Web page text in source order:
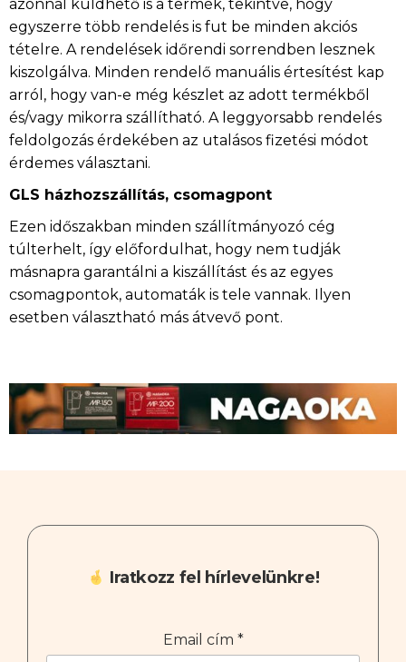
azonnal küldhető is a termék, tekintve, hogy
egyszerre több rendelés is fut be minden akciós
tételre. A rendelések időrendi sorrendben lesznek
kiszolgálva. Minden rendelő manuális értesítést kap
arról, hogy van-e még készlet az adott termékből
és/vagy mikorra szállítható. A leggyorsabb rendelés
feldolgozás érdekében az utalásos fizetési módot
érdemes választani.
GLS házhozszállítás, csomagpont
Ezen időszakban minden szállítmányozó cég
túlterhelt, így előfordulhat, hogy nem tudják
másnapra garantálni a kiszállítást és az egyes
csomagpontok, automaták is tele vannak. Ilyen
esetben választható más átvevő pont.
Iratkozz fel hírlevelünkre!
Email cím *